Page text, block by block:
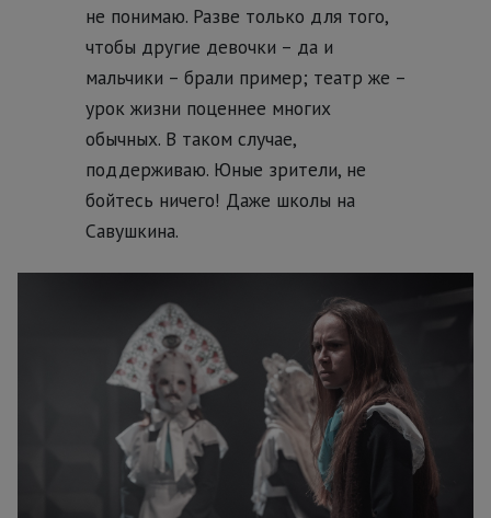
не понимаю. Разве только для того,
чтобы другие девочки – да и
мальчики – брали пример; театр же –
урок жизни поценнее многих
обычных. В таком случае,
поддерживаю. Юные зрители, не
бойтесь ничего! Даже школы на
Савушкина.